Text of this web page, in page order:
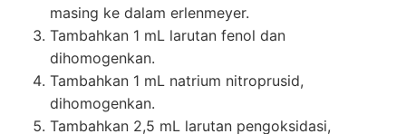
masing ke dalam erlenmeyer.
Tambahkan 1 mL larutan fenol dan
dihomogenkan.
Tambahkan 1 mL natrium nitroprusid,
dihomogenkan.
Tambahkan 2,5 mL larutan pengoksidasi,